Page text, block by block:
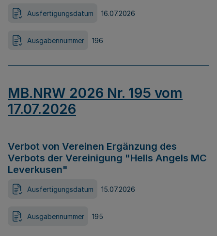
Ausfertigungsdatum 16.07.2026
Ausgabennummer 196
MB.NRW 2026 Nr. 195 vom
17.07.2026
Verbot von Vereinen Ergänzung des
Verbots der Vereinigung "Hells Angels MC
Leverkusen"
Ausfertigungsdatum 15.07.2026
Ausgabennummer 195